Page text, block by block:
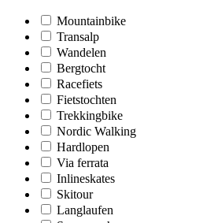
Mountainbike
Transalp
Wandelen
Bergtocht
Racefiets
Fietstochten
Trekkingbike
Nordic Walking
Hardlopen
Via ferrata
Inlineskates
Skitour
Langlaufen